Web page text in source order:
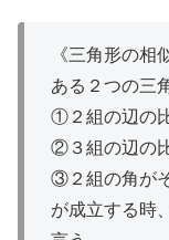
《三角形の相
ある２つの三
①２組の辺の
②３組の辺の
③２組の角が
が成立する時